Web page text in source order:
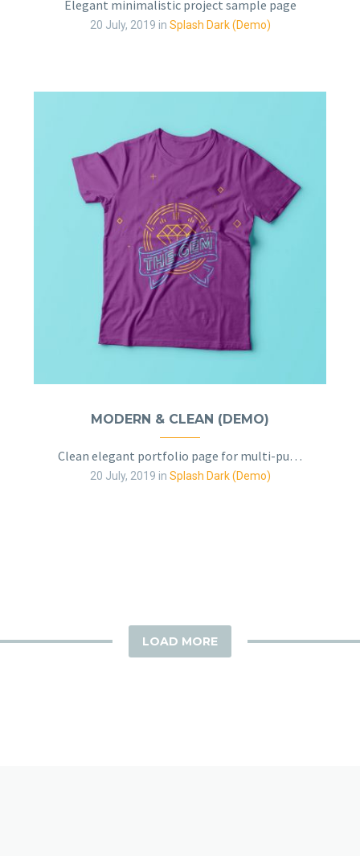
Elegant minimalistic project sample page
20 July, 2019 in Splash Dark (Demo)
MODERN & CLEAN (DEMO)
Clean elegant portfolio page for multi-purpose
20 July, 2019 in Splash Dark (Demo)
LOAD MORE